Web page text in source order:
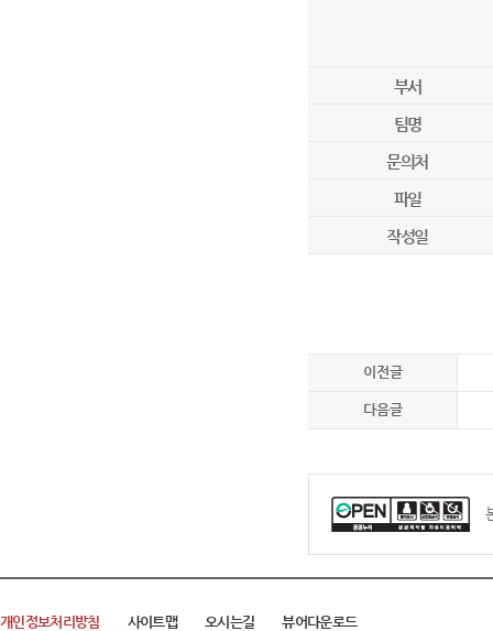
부서
팀명
문의처
파일
작성일
이전글
다음글
개인정보처리방침 사이트맵 오시는길 뷰어다운로드